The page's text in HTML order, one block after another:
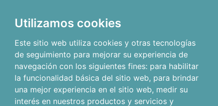
Utilizamos cookies
Este sitio web utiliza cookies y otras tecnologías
de seguimiento para mejorar su experiencia de
navegación con los siguientes fines: para habilitar
la funcionalidad básica del sitio web, para brindar
una mejor experiencia en el sitio web, medir su
interés en nuestros productos y servicios y